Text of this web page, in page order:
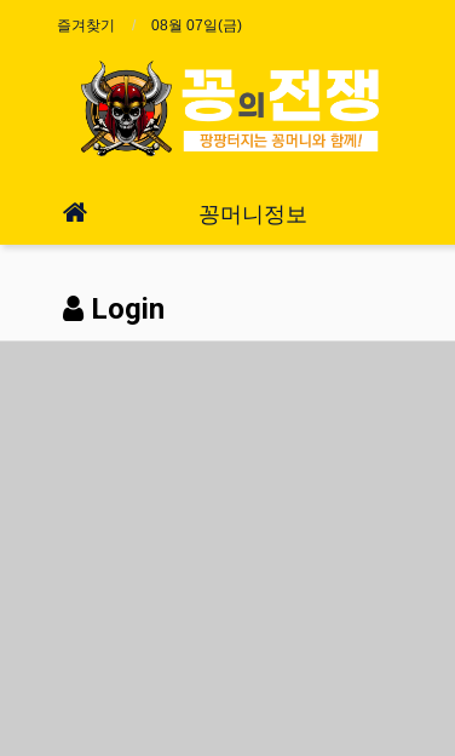
즐겨찾기 08월 07일(금)
꽁머니정보
Login